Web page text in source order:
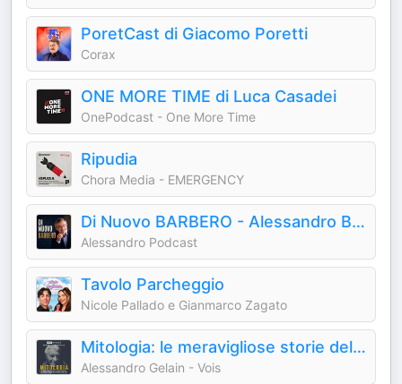
PoretCast di Giacomo Poretti
Corax
ONE MORE TIME di Luca Casadei
OnePodcast - One More Time
Ripudia
Chora Media - EMERGENCY
Di Nuovo BARBERO - Alessandro Barbero Podcast
Alessandro Podcast
Tavolo Parcheggio
Nicole Pallado e Gianmarco Zagato
Mitologia: le meravigliose storie del mondo antico
Alessandro Gelain - Vois